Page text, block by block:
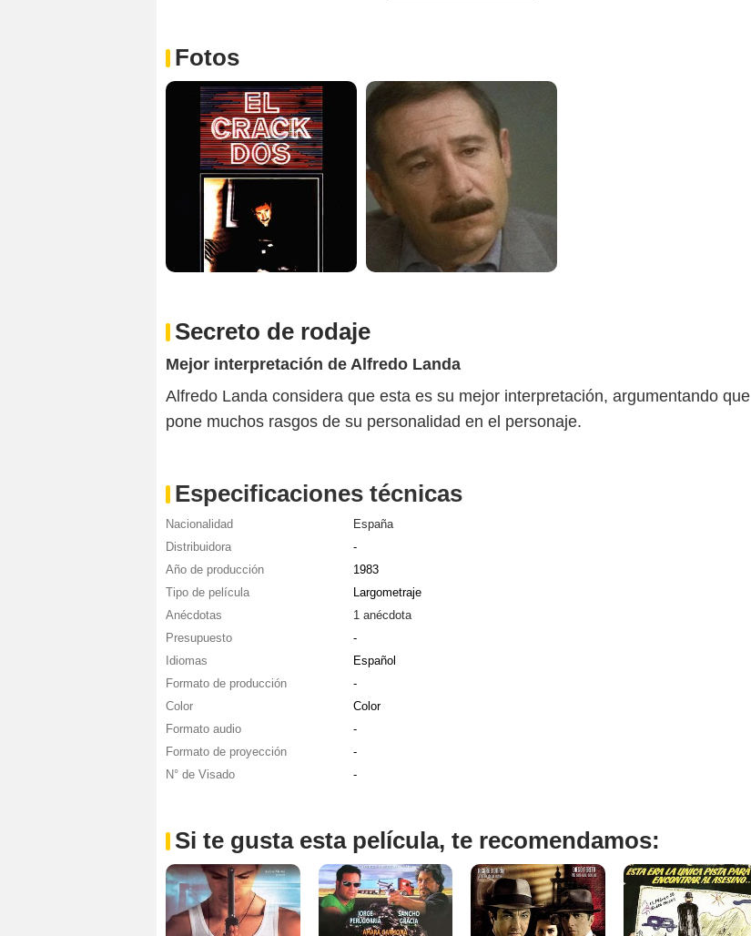
Fotos
Secreto de rodaje
Mejor interpretación de Alfredo Landa
Alfredo Landa considera que esta es su mejor interpretación, argumentando que
pone muchos rasgos de su personalidad en el personaje.
Especificaciones técnicas
Nacionalidad
España
Distribuidora
-
Año de producción
1983
Tipo de película
Largometraje
Anécdotas
1 anécdota
Presupuesto
-
Idiomas
Español
Formato de producción
-
Color
Color
Formato audio
-
Formato de proyección
-
N° de Visado
-
Si te gusta esta película, te recomendamos: